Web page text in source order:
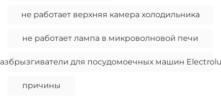
не работает верхняя камера холодильника
не работает лампа в микроволновой печи
для посудомоечных машин
причины